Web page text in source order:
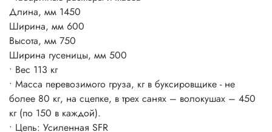
Длина, мм 1450
Ширина, мм 600
Высота, мм 750
Ширина гусеницы, мм 500
• Вес 113 кг
• Масса перевозимого груза, кг в буксировщике - не
более 80 кг, на сцепке, в трех санях – волокушах – 450
кг (по 150 в каждой).
• Цепь: Усиленная SFR